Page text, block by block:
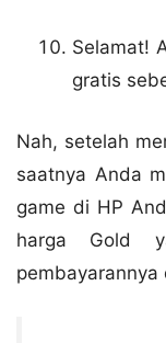
Selamat!
gratis
Nah, setelah
saatnya Anda
game di HP
harga Gold
pembayarannya